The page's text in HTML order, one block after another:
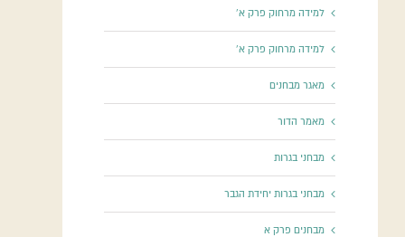
למידה מרחוק פרק א'
למידה מרחוק פרק א'
מאגר מבחנים
מאמר הדור
מבחני בגרות
מבחני בגרות יחידת הגבר
מבחנים פרק א